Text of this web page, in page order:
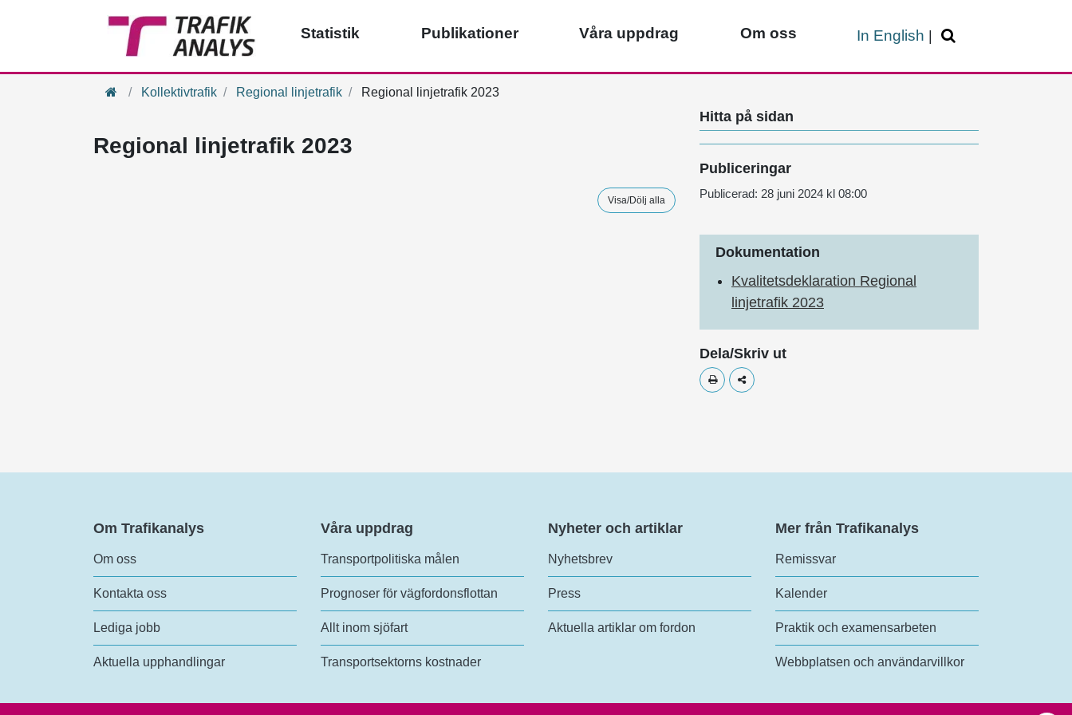
Statistik Publikationer Våra uppdrag Om oss In English
HemKollektivtrafik Regional linjetrafik Regional linjetrafik 2023
Regional linjetrafik 2023
Visa/Dölj alla
Hitta på sidan
Publiceringar
Publicerad: 28 juni 2024 kl 08:00
Dokumentation
Kvalitetsdeklaration Regional
linjetrafik 2023
Dela/Skriv ut
Skriv utDela
Om Trafikanalys
Om oss
Kontakta oss
Lediga jobb
Aktuella upphandlingar
Våra uppdrag
Transportpolitiska målen
Prognoser för vägfordonsflottan
Allt inom sjöfart
Transportsektorns kostnader
Nyheter och artiklar
Nyhetsbrev
Press
Aktuella artiklar om fordon
Mer från Trafikanalys
Remissvar
Kalender
Praktik och examensarbeten
Webbplatsen och användarvillkor